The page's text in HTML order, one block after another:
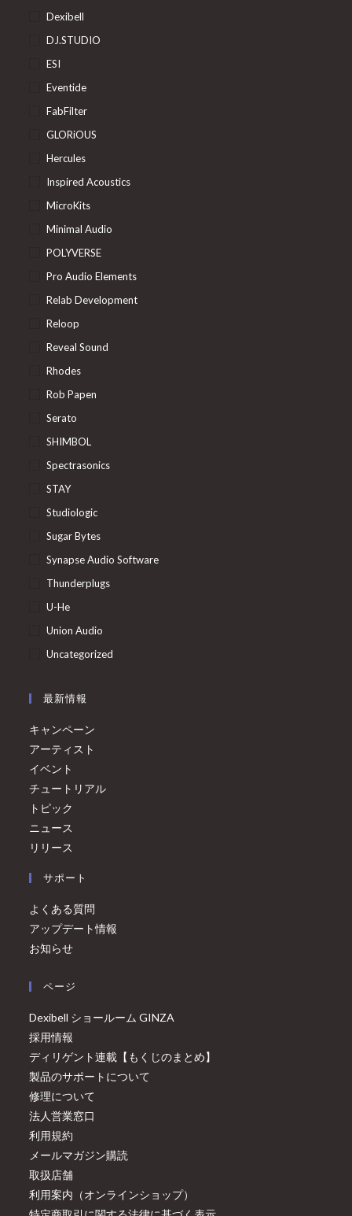
Dexibell
DJ.STUDIO
ESI
Eventide
FabFilter
GLORiOUS
Hercules
Inspired Acoustics
MicroKits
Minimal Audio
POLYVERSE
Pro Audio Elements
Relab Development
Reloop
Reveal Sound
Rhodes
Rob Papen
Serato
SHIMBOL
Spectrasonics
STAY
Studiologic
Sugar Bytes
Synapse Audio Software
Thunderplugs
U-He
Union Audio
Uncategorized
最新情報
キャンペーン
アーティスト
イベント
チュートリアル
トピック
ニュース
リリース
サポート
よくある質問
アップデート情報
お知らせ
ページ
Dexibell ショールーム GINZA
採用情報
ディリゲント連載【もくじのまとめ】
製品のサポートについて
修理について
法人営業窓口
利用規約
メールマガジン購読
取扱店舗
利用案内（オンラインショップ）